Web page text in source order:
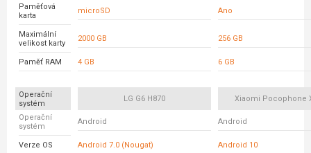
Paměťová
karta
microSD Ano
Maximální
velikost karty
2000 GB 256 GB
Paměť RAM 4 GB 6 GB
Operační
systém
LG G6 H870 Xiaomi Pocophone
Operační
systém
Android Android
Verze OS Android 7.0 (Nougat) Android 10